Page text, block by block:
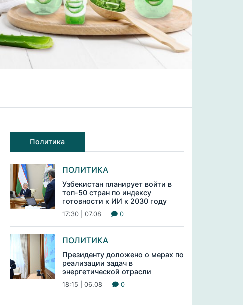
Политика
ПОЛИТИКА
Узбекистан планирует войти в
топ-50 стран по индексу
готовности к ИИ к 2030 году
17:30 | 07.08 0
ПОЛИТИКА
Президенту доложено о мерах по
реализации задач в
энергетической отрасли
18:15 | 06.08 0